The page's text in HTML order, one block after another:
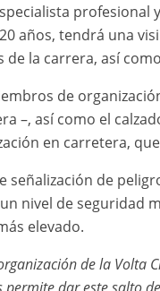
años, tendrá una
de la carrera, así
de
–, así como el
en carretera,
señalización de
nivel de seguridad
elevado.
de la Volta